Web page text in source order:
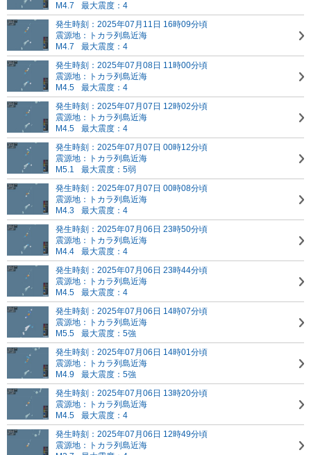
M4.7
最大震度：4
発生時刻：2025年07月11日 16時09分頃
震源地：トカラ列島近海
M4.7
最大震度：4
発生時刻：2025年07月08日 11時00分頃
震源地：トカラ列島近海
M4.5
最大震度：4
発生時刻：2025年07月07日 12時02分頃
震源地：トカラ列島近海
M4.5
最大震度：4
発生時刻：2025年07月07日 00時12分頃
震源地：トカラ列島近海
M5.1
最大震度：5弱
発生時刻：2025年07月07日 00時08分頃
震源地：トカラ列島近海
M4.3
最大震度：4
発生時刻：2025年07月06日 23時50分頃
震源地：トカラ列島近海
M4.4
最大震度：4
発生時刻：2025年07月06日 23時44分頃
震源地：トカラ列島近海
M4.5
最大震度：4
発生時刻：2025年07月06日 14時07分頃
震源地：トカラ列島近海
M5.5
最大震度：5強
発生時刻：2025年07月06日 14時01分頃
震源地：トカラ列島近海
M4.9
最大震度：5強
発生時刻：2025年07月06日 13時20分頃
震源地：トカラ列島近海
M4.5
最大震度：4
発生時刻：2025年07月06日 12時49分頃
震源地：トカラ列島近海